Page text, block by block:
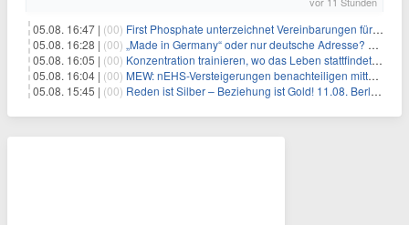
05.08. 16:47 | (00) First Phosphate unterzeichnet Vereinbarungen für nicht zu refundierende Zuwendungen in Höhe von 4,84 Mio. $ von der kanadischen Regierung für Straßeninfrastruktur und Stromübertragungsleitungen
05.08. 16:28 | (00) „Made in Germany“ oder nur deutsche Adresse? So erkennen Sie, wo Ihre Leiterplatten wirklich gefertigt werden
05.08. 16:05 | (00) Konzentration trainieren, wo das Leben stattfindet: Mobile EEG-Technologie bringt Neurofeedback in den Alltag
05.08. 16:04 | (00) MEW: nEHS-Versteigerungen benachteiligen mittelständische Unternehmen
05.08. 15:45 | (00) Reden ist Silber – Beziehung ist Gold! 11.08. Berlin – 18:30 Uhr